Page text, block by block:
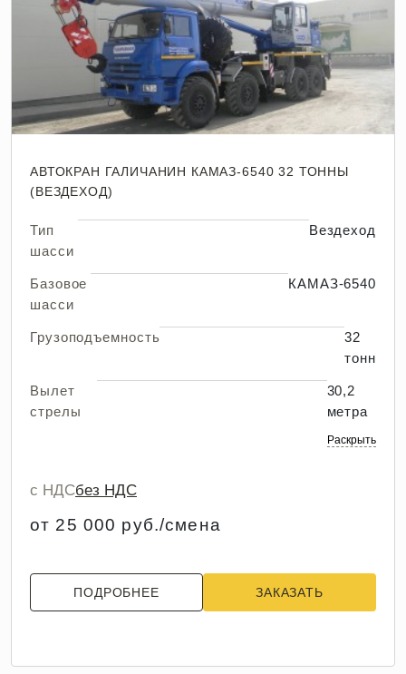
АВТОКРАН ГАЛИЧАНИН КАМАЗ-6540 32 ТОННЫ
(ВЕЗДЕХОД)
Тип
шасси
Вездеход
Базовое
шасси
КАМАЗ-6540
Грузоподъемность
32
тонн
Вылет
стрелы
30,2
метра
Раскрыть
с НДСбез НДС
от 25 000 руб./смена
ПОДРОБНЕЕ ЗАКАЗАТЬ